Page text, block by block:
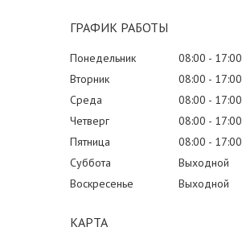
ГРАФИК РАБОТЫ
Понедельник 08:00
17:00
Вторник
08:00
17:00
Среда
08:00
17:00
Четверг
08:00
17:00
Пятница
08:00
17:00
Суббота
Выходной
Воскресенье
Выходной
КАРТА